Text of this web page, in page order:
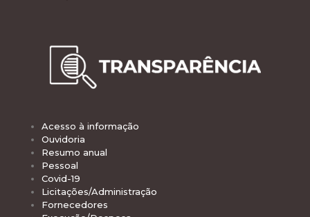
Acesso à informação
Ouvidoria
Resumo anual
Pessoal
Covid-19
Licitações/Administração
Fornecedores